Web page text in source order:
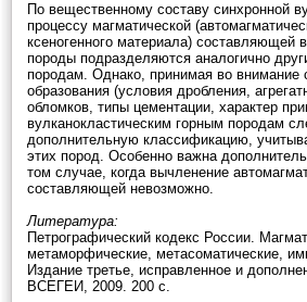
По вещественному составу синхронной
процессу магматической
ксеногенного материала) составляющей
породы подразделяются аналогично
породам. Однако, принимая во внимание
образования (условия дробления,
обломков, типы цементации, характер
вулканокластическим горным породам
дополнительную классификацию,
этих пород. Особенно важна
том случае, когда вычленение
составляющей невозможно.
Литература:
Петрографический кодекс России.
метаморфические, метасоматические,
Издание третье, исправленное и
ВСЕГЕИ, 2009. 200 с.